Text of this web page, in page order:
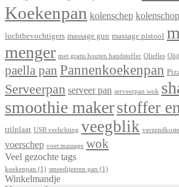
Koekenpan kolenschep kolenschop
luchtbevochtigers massage gun massage pistool
menger met gratis houten handstoffer Oliefles
paella pan Pannenkoekenpan
Serveerpan serveer pan serveerpan wok
smoothie makerstoffer
trilplaat USB verlichting veegblik
voerschep voet massage wok
Veel gezochte tags
koekenpan (1) smeedijzeren pan (1)
Winkelmandje